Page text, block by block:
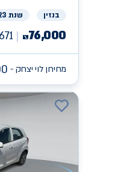
בנזין שנת 2023
₪76,000
מחירון לוי יצחק -